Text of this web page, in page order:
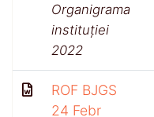
Organigrama
instituției
2022
ROF BJGS
24 Febr